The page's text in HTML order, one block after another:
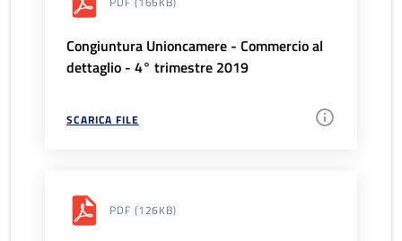
Congiuntura Unioncamere - Commercio al
dettaglio - 4° trimestre 2019
SCARICA FILE
PDF (126KB)